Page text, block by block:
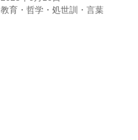
教育・哲学・処世訓・言葉